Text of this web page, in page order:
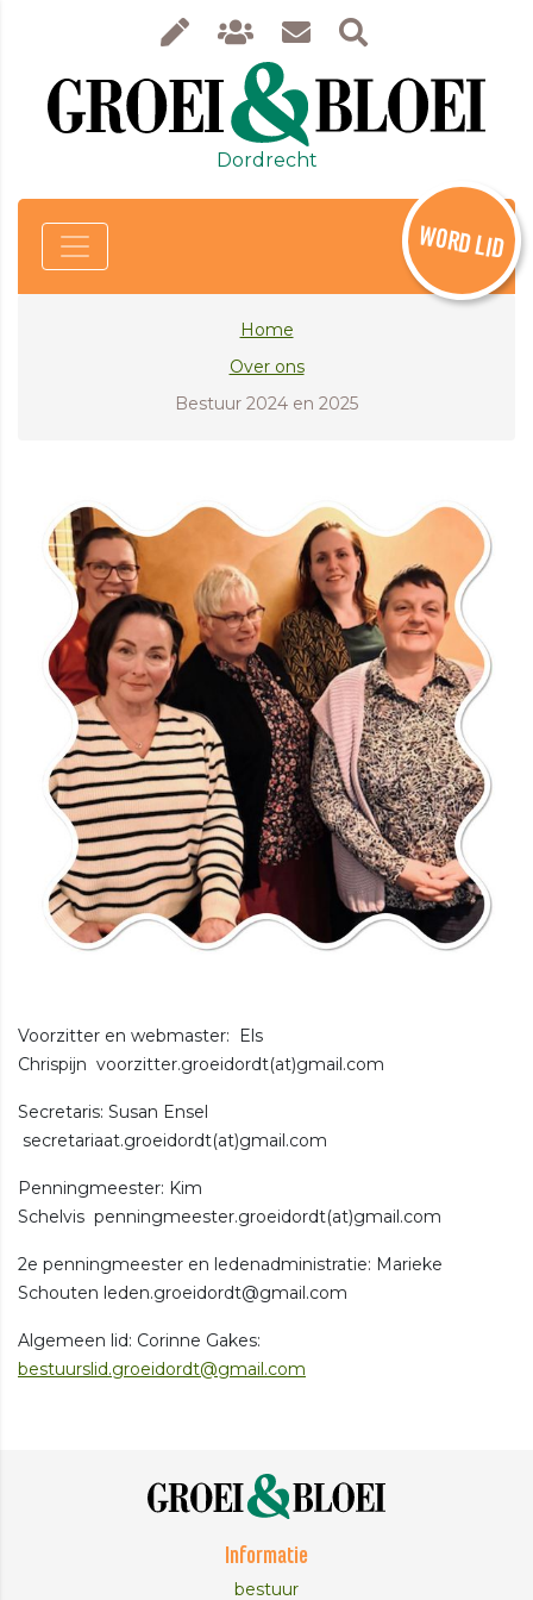
Dordrecht
WORD LID
Home
Over ons
Bestuur 2024 en 2025
Voorzitter en webmaster: Els
Chrispijn voorzitter.groeidordt(at)gmail.com
Secretaris: Susan Ensel
secretariaat.groeidordt(at)gmail.com
Penningmeester: Kim
Schelvis penningmeester.groeidordt(at)gmail.com
2e penningmeester en ledenadministratie: Marieke
Schouten leden.groeidordt@gmail.com
Algemeen lid: Corinne Gakes:
bestuurslid.groeidordt@gmail.com
Informatie
bestuur